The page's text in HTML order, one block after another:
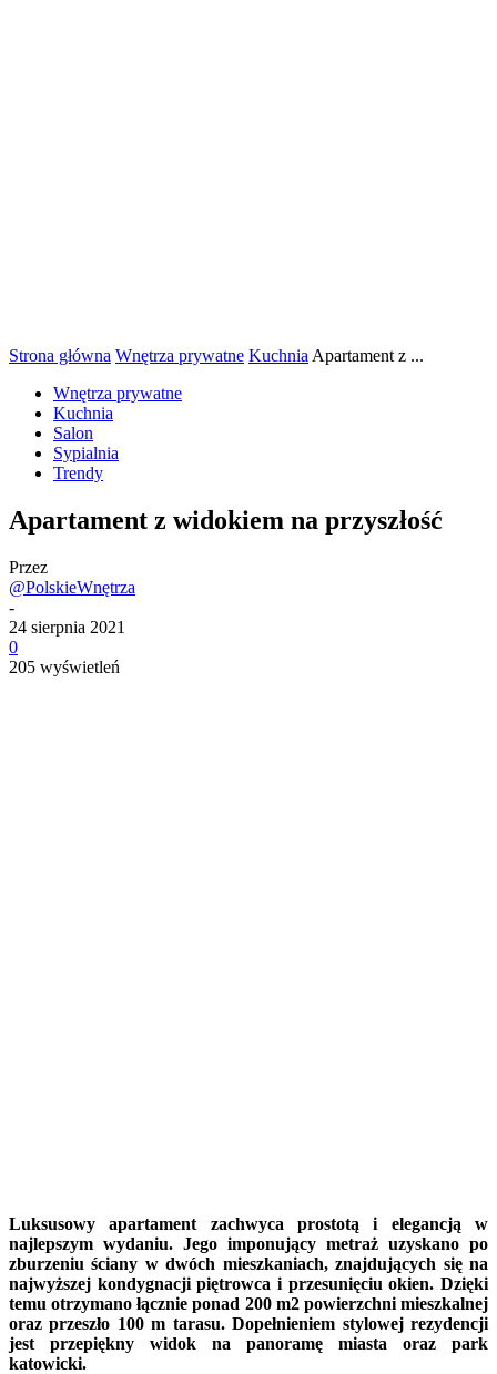
Strona główna Wnętrza prywatne Kuchnia Apartament z ...
Wnętrza prywatne
Kuchnia
Salon
Sypialnia
Trendy
Apartament z widokiem na przyszłość
Przez
@PolskieWnętrza
-
24 sierpnia 2021
0
205 wyświetleń
Luksusowy apartament zachwyca prostotą i elegancją w
najlepszym wydaniu. Jego imponujący metraż uzyskano po
zburzeniu ściany w dwóch mieszkaniach, znajdujących się na
najwyższej kondygnacji piętrowca i przesunięciu okien. Dzięki
temu otrzymano łącznie ponad 200 m2 powierzchni mieszkalnej
oraz przeszło 100 m tarasu. Dopełnieniem stylowej rezydencji
jest przepiękny widok na panoramę miasta oraz park
katowicki.